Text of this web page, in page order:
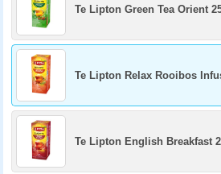
Te Lipton Green Tea Orient
Te Lipton Relax Rooibos
Te Lipton English Breakfast